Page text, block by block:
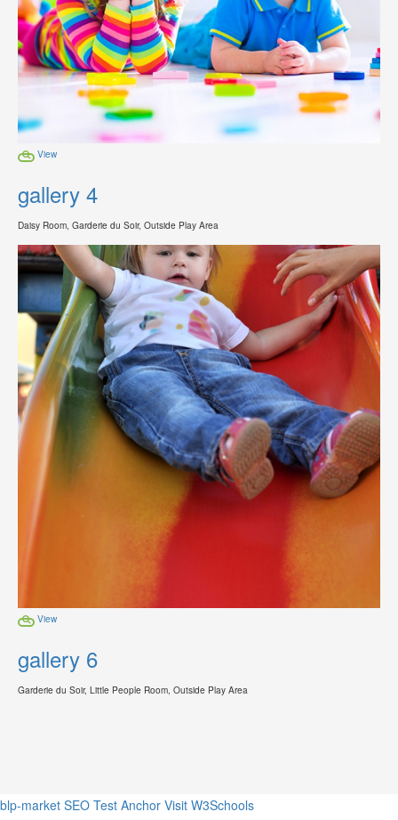
View
gallery 4
Daisy Room, Garderie du Soir, Outside Play Area
View
gallery 6
Garderie du Soir, Little People Room, Outside Play Area
blp-market SEO Test Anchor Visit W3Schools